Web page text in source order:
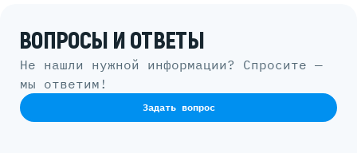
ВОПРОСЫ И ОТВЕТЫ
Не нашли нужной информации? Спросите —
мы ответим!
Задать вопрос